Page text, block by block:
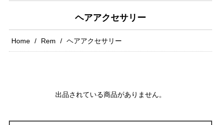
ヘアアクセサリー
Home Rem ヘアアクセサリー
出品されている商品がありません。